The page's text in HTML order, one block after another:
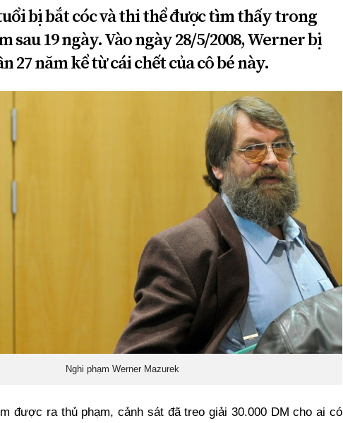
bị bắt cóc và thi thể được tìm thấy trong
sau 19 ngày. Vào ngày 28/5/2008, Werner bị
27 năm kể từ cái chết của cô bé này.
Nghi phạm Werner Mazurek
được ra thủ phạm, cảnh sát đã treo giải 30.000 DM cho ai có